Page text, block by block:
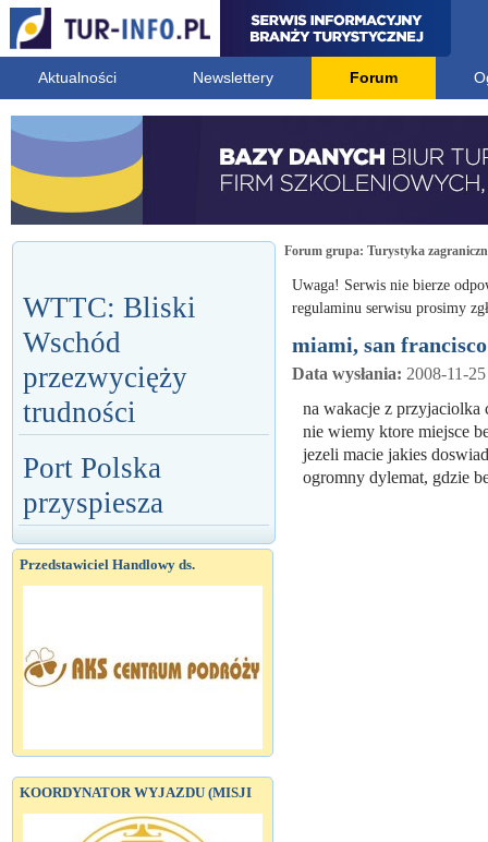
Aktualności Newslettery Forum
WTTC: Bliski
Wschód
przezwycięży
trudności
Port Polska
przyspiesza
Przedstawiciel Handlowy ds.
KOORDYNATOR WYJAZDU (MISJI
Forum grupa: Turystyka
Uwaga! Serwis nie bierze
regulaminu serwisu prosimy
miami, san
Data wysłania: 2008-11-
na wakacje z przyjaciolka
nie wiemy ktore miejsce
jezeli macie jakies
ogromny dylemat, gdzie